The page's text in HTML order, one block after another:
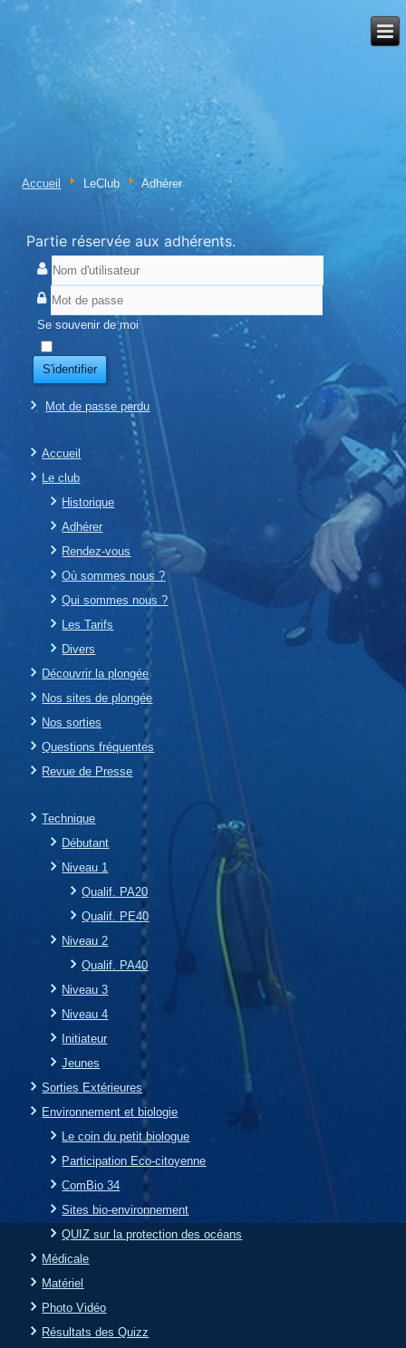
Accueil LeClub Adhérer
Partie réservée aux adhérents.
Se souvenir de moi
S'identifier
Mot de passe perdu
Accueil
Le club
Historique
Adhérer
Rendez-vous
Où sommes nous ?
Qui sommes nous ?
Les Tarifs
Divers
Découvrir la plongée
Nos sites de plongée
Nos sorties
Questions fréquentes
Revue de Presse
Technique
Débutant
Niveau 1
Qualif. PA20
Qualif. PE40
Niveau 2
Qualif. PA40
Niveau 3
Niveau 4
Initiateur
Jeunes
Sorties Extérieures
Environnement et biologie
Le coin du petit biologue
Participation Eco-citoyenne
ComBio 34
Sites bio-environnement
QUIZ sur la protection des océans
Médicale
Matériel
Photo Vidéo
Résultats des Quizz